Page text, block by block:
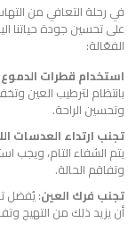
في رحلة التعافي من
على تحسين جودة حياتنا
الفعّالة:
استخدام قطرات
بانتظام لترطيب العين
وتحسين الراحة.
تجنب ارتداء العدسات
يتم الشفاء التام، ويجب
وتفاقم الحالة.
تجنب فرك العين: يُفضل
أن يزيد ذلك من التهيج